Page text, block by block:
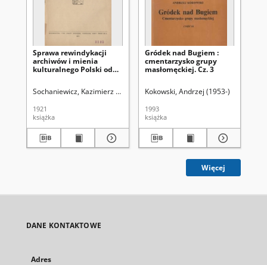
Sprawa rewindykacji
archiwów i mienia
kulturalnego Polski od
Sochaniewicz, Kazimierz (1892-1930)
1921
książka
Gródek nad Bugiem :
cmentarzysko grupy
masłomęckiej. Cz. 3
Kokowski, Andrzej (1953-)
1993
książka
Więcej
DANE KONTAKTOWE
Adres